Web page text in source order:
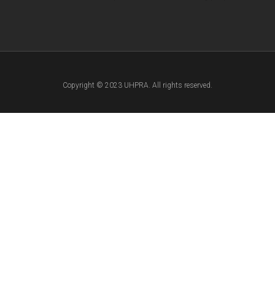
Copyright © 2023 UHPRA. All rights reserved.